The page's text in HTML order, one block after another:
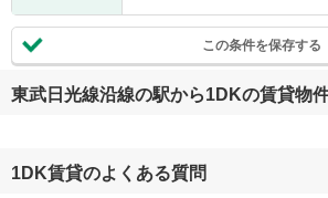
この条件を保存する
東武日光線沿線の駅から1DKの賃貸物
1DK賃貸のよくある質問